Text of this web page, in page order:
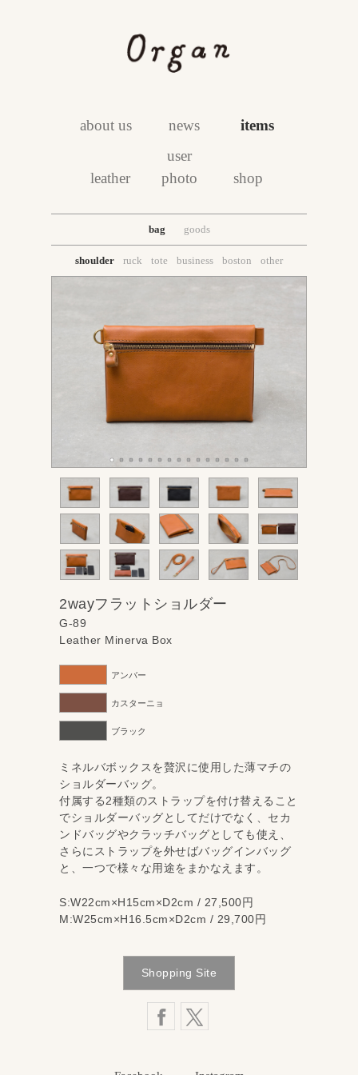
about us news items
leather
user
photo
shop
bag goods
shoulder ruck tote business boston other
2wayフラットショルダー
G-89
Leather Minerva Box
アンバー
カスターニョ
ブラック
ミネルバボックスを贅沢に使用した薄マチの
ショルダーバッグ。
付属する2種類のストラップを付け替えること
でショルダーバッグとしてだけでなく、セカ
ンドバッグやクラッチバッグとしても使え、
さらにストラップを外せばバッグインバッグ
と、一つで様々な用途をまかなえます。
S:W22cm×H15cm×D2cm / 27,500円
M:W25cm×H16.5cm×D2cm / 29,700円
Shopping Site